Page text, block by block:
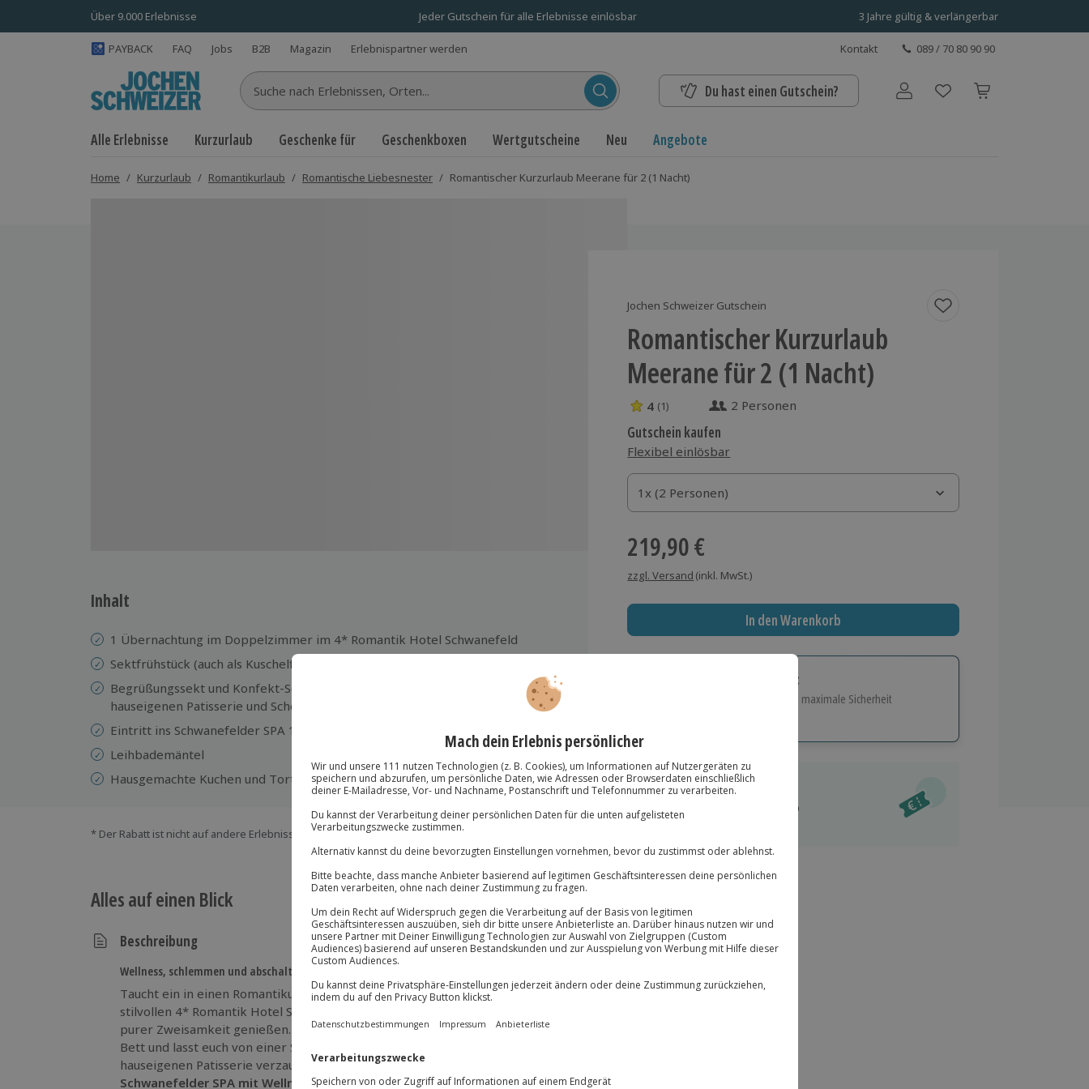
Über 9.000 Erlebnisse Jeder Gutschein für alle Erlebnisse einlösbar 3 Jahre gültig & verlängerbar
PAYBACK FAQ Jobs B2B Magazin Erlebnispartner werden Kontakt 089 / 70 80 90 90
Suche nach Erlebnissen... Du hast einen Gutschein? Benutzerkonto
Alle Erlebnisse Kurzurlaub Geschenke für Geschenkboxen Wertgutscheine Neu Angebote
Home / Kurzurlaub / Romantikurlaub / Romantische Liebesnester / Romantischer Kurzurlaub Meerane für 2 (1 Nacht)
Jochen Schweizer Gutschein
Romantischer Kurzurlaub
Meerane für 2 (1 Nacht)
4 Sterne von 5 aus 1 Bewertungen
4 (1) 2 Personen
Gutschein kaufen
Flexibel einlösbar
1x (2 Personen)
1x (2 Personen)
1x (2 Personen)
219,90 €
zzgl. Versand (inkl. MwSt.)
In den Warenkorb
Immer das richtige Geschenk:
Große Auswahl, volle Flexibilität und maximale Sicherheit
Volle Flexibilität
Jeder Gutschein für alle Erlebnisse einlösbar.
Maximale Sicherheit
-15%* Club Deal verfügbar
Direktabzug im Warenkorb
Melde dich hier an
Du erhältst 109°P
Inhalt
1 Übernachtung im Doppelzimmer im 4* Romantik Hotel Schwanefeld
Sektfrühstück (auch als Kuschelfrühstück ans Bett)
Begrüßungssekt und Konfekt-Schale mit Schokolade und Pralinen aus der
hauseigenen Patisserie und Schokoladenmanufaktur
Eintritt ins Schwanefelder SPA 1200qm Wellness und Saunabereich mit Pool
Leihbademäntel
Hausgemachte Kuchen und Tortenauswahl (nachmittags)
* Der Rabatt ist nicht auf andere Erlebnisse bei der Einlösung übertragbar. Details
Alles auf einen Blick
Beschreibung
Wellness, schlemmen und abschalten in Meerane
Taucht ein in einen Romantikurlaub, der Herz und Seele berührt. Im
stilvollen 4* Romantik Hotel Schwanefeld in Merane könnt ihr Momente
purer Zweisamkeit genießen. Startet mit einem Sektfrühstück direkt ans
Bett und lasst euch von einer Schale voller Schokolade und Pralinen aus der
hauseigenen Patisserie verzaubern. Entspannung findet ihr im
Schwanefelder SPA mit Wellness- und Saunabereich. Ein süßes Highlight